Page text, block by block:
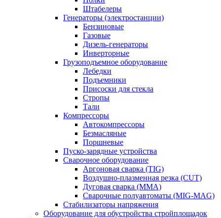
Штабелеры
Генераторы (электростанции)
Бензиновые
Газовые
Дизель-генераторы
Инверторные
Грузоподъемное оборудование
Лебедки
Подъемники
Присоски для стекла
Стропы
Тали
Компрессоры
Автокомпрессоры
Безмасляные
Поршневые
Пуско-зарядные устройства
Сварочное оборудование
Аргоновая сварка (TIG)
Воздушно-плазменная резка (CUT)
Дуговая сварка (ММА)
Сварочные полуавтоматы (MIG-MAG)
Стабилизаторы напряжения
Оборудование для обустройства стройплощадок